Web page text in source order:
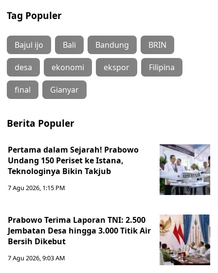
Tag Populer
Bajul ijo Bali Bandung BRIN
desa ekonomi ekspor Filipina
final Gianyar
Berita Populer
Pertama dalam Sejarah! Prabowo
Undang 150 Periset ke Istana,
Teknologinya Bikin Takjub
7 Agu 2026, 1:15 PM
Prabowo Terima Laporan TNI: 2.500
Jembatan Desa hingga 3.000 Titik Air
Bersih Dikebut
7 Agu 2026, 9:03 AM